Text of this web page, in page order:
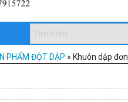
PHẨM ĐỘT DẬP » Khuôn dập đơn